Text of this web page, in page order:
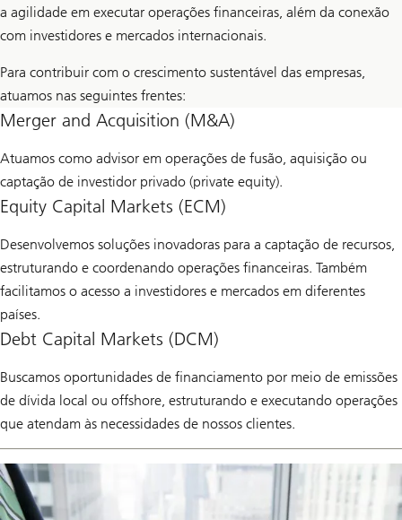
a agilidade em executar operações financeiras, além da conexão
com investidores e mercados internacionais.
Para contribuir com o crescimento sustentável das empresas,
atuamos nas seguintes frentes:
Merger and Acquisition (M&A)
Atuamos como advisor em operações de fusão, aquisição ou
captação de investidor privado (private equity).
Equity Capital Markets (ECM)
Desenvolvemos soluções inovadoras para a captação de recursos,
estruturando e coordenando operações financeiras. Também
facilitamos o acesso a investidores e mercados em diferentes
países.
Debt Capital Markets (DCM)
Buscamos oportunidades de financiamento por meio de emissões
de dívida local ou offshore, estruturando e executando operações
que atendam às necessidades de nossos clientes.